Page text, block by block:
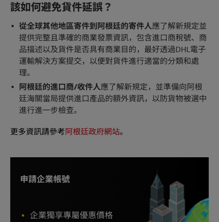
該如何避免貨件延誤？
從全球其他地區寄件到阿根廷的寄件人應了解新規定並
提供完整且準確的商業發票資訊，包含進口商稅號、商
品描述以及貨件是否具有商業目的，最好透過DHL電子
運輸解決方案提交，以便對貨件進行適當的分類和處
理。
阿根廷的進口商/收件人應了解新規定，並準備向阿根
廷海關當局提供進口產品的額外資訊，以防貨物被選中
進行進一步檢查。
更多資訊請參考阿根廷政府網站。
申請企業帳號
企業獨享專屬優惠價格